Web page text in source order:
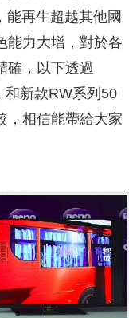
能再生超越其他國
能力大增，對於各
確，以下透過
和新款RW系列50
，相信能帶給大家